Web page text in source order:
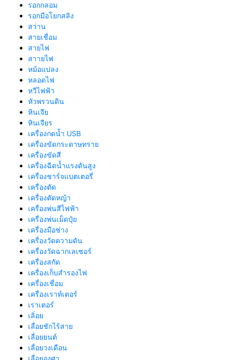
รอกกลอม
รอกมือโยกสลิง
สว่าน
สายเชื่อม
สายไฟ
สาายไฟ
หม้อแปลง
หลอดไฟ
หวีไฟฟ้า
หัวพรวนดิน
หินเจีย
หินเจียร
เครื่องกดน้ำ USB
เครื่องขัดกระดาษทราย
เครื่องขัดสี
เครื่องฉีดน้ำแรงดันสูง
เครื่องชาร์จแบตเตอรี่
เครื่องตัด
เครื่องตัดหญ้า
เครื่องพ่นสีไฟฟ้า
เครื่องพ่นเม็ดปุ๋ย
เครื่องมือช่าง
เครื่องวัดความดัน
เครื่องวัดฉากเลเซอร์
เครื่องสกัด
เครื่องเก็บสํารองไฟ
เครื่องเชื่อม
เครื่องเราท์เตอร์
เราเตอร์
เลิ่อย
เลื่อยชักไร้สาย
เลื่อยยนต์
เลื่อยวงเดือน
เลื่อยองศา